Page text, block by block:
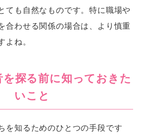
ても自然なものです。特に職場や
合わせる関係の場合は、より慎重
ね。
探る前に知っておきた
いこと
を知るためのひとつの手段です